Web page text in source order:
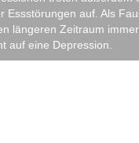
Essstörungen auf. Als
längeren Zeitraum
auf eine Depression.